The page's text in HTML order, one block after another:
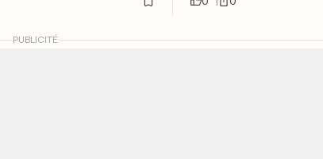
PUBLICITÉ